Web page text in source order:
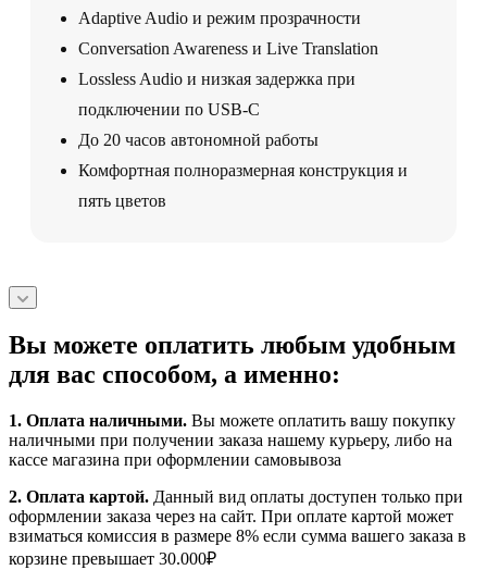
Adaptive Audio и режим прозрачности
Conversation Awareness и Live Translation
Lossless Audio и низкая задержка при
подключении по USB-C
До 20 часов автономной работы
Комфортная полноразмерная конструкция и
пять цветов
Вы можете оплатить любым удобным
для вас способом, а именно:
1. Оплата наличными. Вы можете оплатить вашу покупку
наличными при получении заказа нашему курьеру, либо на
кассе магазина при оформлении самовывоза
2. Оплата картой. Данный вид оплаты доступен только при
оформлении заказа через на сайт. При оплате картой может
взиматься комиссия в размере 8% если сумма вашего заказа в
корзине превышает 30.000₽